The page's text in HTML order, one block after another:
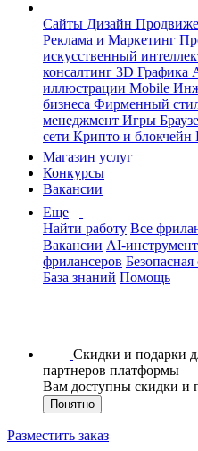
Сайты Дизайн
Реклама и Маркетинг
искусственный
консалтинг 3D Графика
иллюстрации Mobile
бизнеса Фирменный
менеджмент Игры
сети Крипто и блокчейн
Магазин услуг
Конкурсы
Вакансии
Еще
Найти работу Все
Вакансии AI-
фрилансеров Безопасная
База знаний Помощь
Скидки и подарки
партнеров платформы
Вам доступны скидки и
Понятно
Разместить заказ